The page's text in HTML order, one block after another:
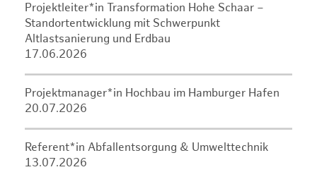
Projektleiter*in Transformation Hohe Schaar –
Standortentwicklung mit Schwerpunkt
Altlastsanierung und Erdbau
17.06.2026
Projektmanager*in Hochbau im Hamburger Hafen
20.07.2026
Referent*in Abfallentsorgung & Umwelttechnik
13.07.2026